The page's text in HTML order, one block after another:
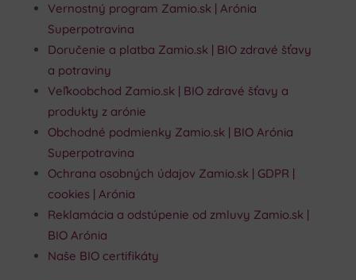
Vernostný program Zamio.sk | Arónia
Superpotravina
Doručenie a platba Zamio.sk | BIO zdravé šťavy
a potraviny
Veľkoobchod Zamio.sk | BIO zdravé šťavy a
produkty z arónie
Obchodné podmienky Zamio.sk | BIO Arónia
Superpotravina
Ochrana osobných údajov Zamio.sk | GDPR |
cookies | Arónia
Reklamácia a odstúpenie od zmluvy Zamio.sk |
BIO Arónia
Naše BIO certifikáty